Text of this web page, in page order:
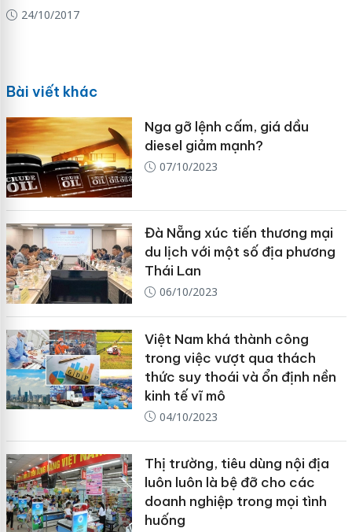
24/10/2017
Bài viết khác
Nga gỡ lệnh cấm, giá dầu
diesel giảm mạnh?
07/10/2023
Đà Nẵng xúc tiến thương mại
du lịch với một số địa phương
Thái Lan
06/10/2023
Việt Nam khá thành công
trong việc vượt qua thách
thức suy thoái và ổn định nền
kinh tế vĩ mô
04/10/2023
Thị trường, tiêu dùng nội địa
luôn luôn là bệ đỡ cho các
doanh nghiệp trong mọi tình
huống